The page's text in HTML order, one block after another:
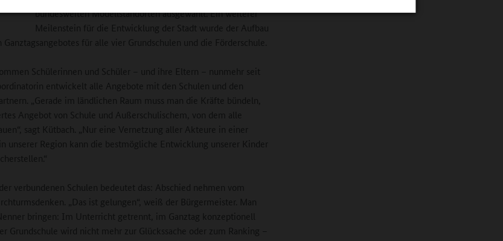
bundesweiten Modellstandorten ausgewählt. Ein weiterer
Meilenstein für die Entwicklung der Stadt wurde der Aufbau
für alle vier Grundschulen und die Förderschule.
Schülerinnen und Schüler – und ihre Eltern – nunmehr seit
entwickelt alle Angebote mit den Schulen und den
„Gerade im ländlichen Raum muss man die Kräfte bündeln,
Angebot von Schule und Außerschulischem, von dem alle
sagt Kütbach. „Nur eine Vernetzung aller Akteure in einer
unserer Region kann die bestmögliche Entwicklung unserer Kinder
verbundenen Schulen bedeutet das: Abschied nehmen vom
„Das ist gelungen“, weiß der Bürgermeister. Man
bringen: Im Unterricht getrennt, im Ganztag konzeptionell
Grundschule wird nicht mehr zur Glückssache oder zum Ranking –